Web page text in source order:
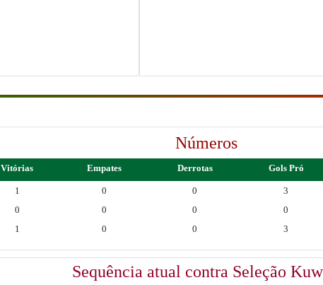
Números
Vitórias Empates Derrotas Gols Pró
1 0 0 3
0 0 0 0
1 0 0 3
Sequência atual contra Seleção